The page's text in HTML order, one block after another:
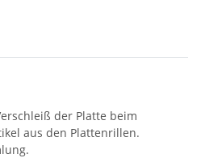
der Platte beim
aus den Plattenrillen.